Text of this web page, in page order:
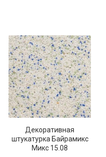
Декоративная
штукатурка Байрамикс
Микс 15.08